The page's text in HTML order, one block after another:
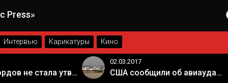
Press»
Интервью Карикатуры Кино
Палата лордов не стала утверждать законопроект о "брексите"
02.03.2017
США сообщили об авиаударе России по арабской коалиции в Сирии